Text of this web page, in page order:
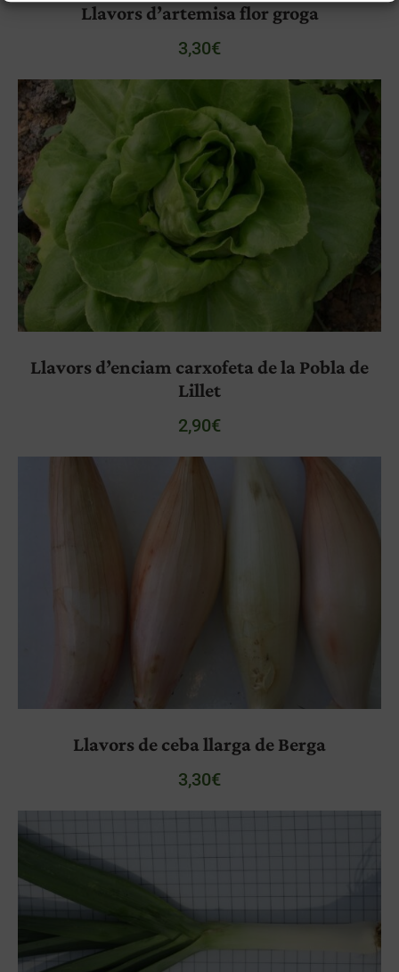
Llavors d’artemisa flor groga
3,30€
Llavors d’enciam carxofeta de la Pobla de
Lillet
2,90€
Llavors de ceba llarga de Berga
3,30€